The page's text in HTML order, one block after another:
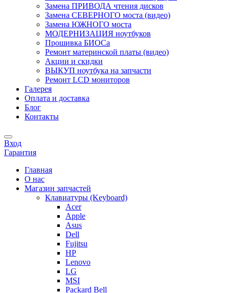
Замена ПРИВОДА чтения дисков
Замена СЕВЕРНОГО моста (видео)
Замена ЮЖНОГО моста
МОДЕРНИЗАЦИЯ ноутбуков
Прошивка БИОСа
Ремонт материнской платы (видео)
Акции и скидки
ВЫКУП ноутбука на запчасти
Ремонт LCD мониторов
Галерея
Оплата и доставка
Блог
Контакты
Вход
Гарантия
Главная
О нас
Магазин запчастей
Клавиатуры (Keyboard)
Acer
Apple
Asus
Dell
Fujitsu
HP
Lenovo
LG
MSI
Packard Bell